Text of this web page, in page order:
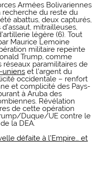
Armées Bolivariennes
recherche du reste du
abattus, deux capturés,
mitrailleuses,
légère (6). Tout
Maurice Lemoine
militaire repeinte
Trump, comme
réseaux paramilitaires de
uniens et l’argent du
occidentale – renfort
et complicité des Pays-
à Aruba des
Révélation
de cette opération
Duque/UE contre le
la DEA.
défaite à l’Empire… et